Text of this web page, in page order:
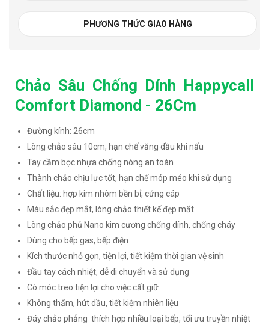
PHƯƠNG THỨC GIAO HÀNG
Chảo Sâu Chống Dính Happycall
Comfort Diamond - 26Cm
Đường kính: 26cm
Lòng chảo sâu 10cm, hạn chế văng dầu khi nấu
Tay cầm bọc nhựa chống nóng an toàn
Thành chảo chịu lực tốt, hạn chế móp méo khi sử dụng
Chất liệu: hợp kim nhôm bền bỉ, cứng cáp
Màu sắc đẹp mắt, lòng chảo thiết kế đẹp mắt
Lòng chảo phủ Nano kim cương chống dính, chống cháy
Dùng cho bếp gas, bếp điện
Kích thước nhỏ gọn, tiện lợi, tiết kiệm thời gian vệ sinh
Đầu tay cách nhiệt, dễ di chuyển và sử dụng
Có móc treo tiện lợi cho việc cất giữ
Không thấm, hút dầu, tiết kiệm nhiên liệu
Đáy chảo phẳng thích hợp nhiều loại bếp, tối ưu truyền nhiệt